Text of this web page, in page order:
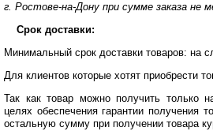
г. Ростове-на-Дону при сумме заказа не
Срок доставки:
Минимальный срок доставки товаров: на
Для клиентов которые хотят приобрести
Так как товар можно получить только
целях обеспечения гарантии получения
остальную сумму при получении товара